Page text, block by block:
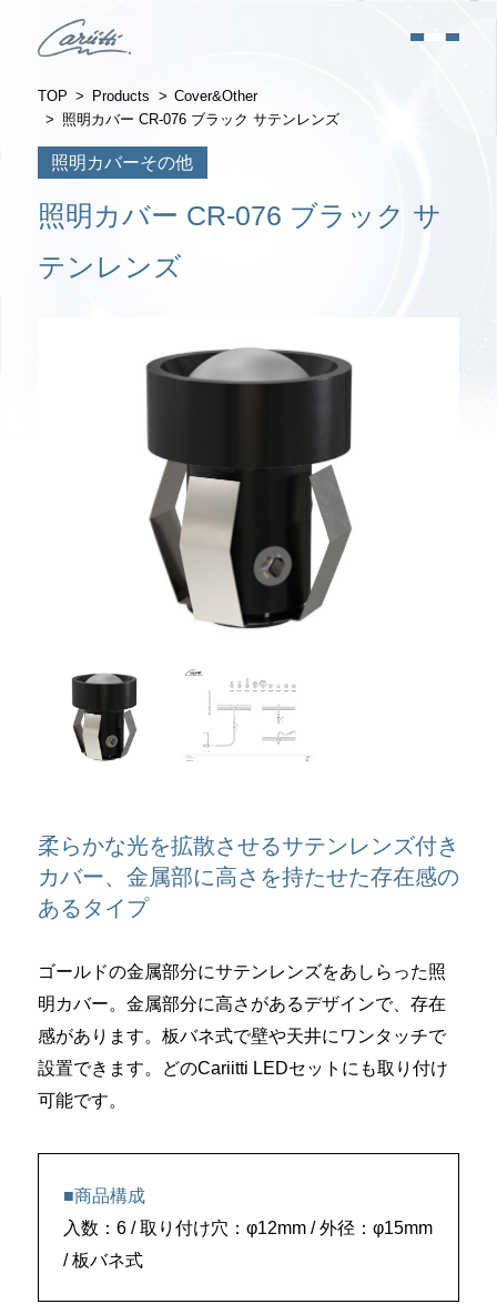
TOP Products
Cover&Other
照明カバー CR-076 ブラック サテンレンズ
照明カバーその他
照明カバー CR-076 ブラック サ
テンレンズ
柔らかな光を拡散させるサテンレンズ付き
カバー、金属部に高さを持たせた存在感の
あるタイプ
ゴールドの金属部分にサテンレンズをあしらった照
明カバー。金属部分に高さがあるデザインで、存在
感があります。板バネ式で壁や天井にワンタッチで
設置できます。どのCariitti LEDセットにも取り付け
可能です。
■商品構成
入数：6 / 取り付け穴：φ12mm / 外径：φ15mm
/ 板バネ式